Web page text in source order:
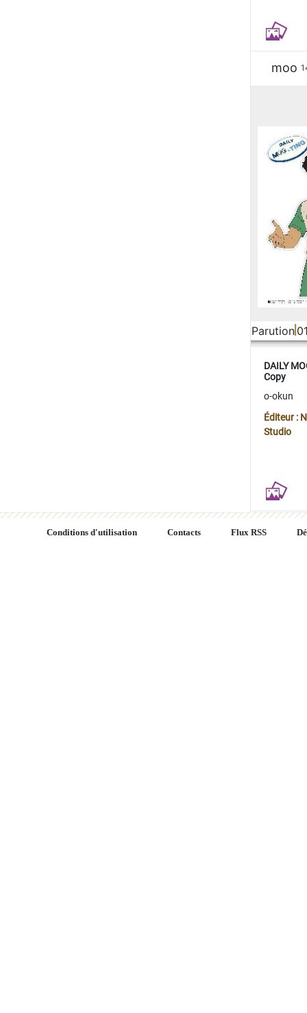
moo
Parution
DAILY
Copy
o-okun
Éditeur :
Studio
Conditions d'utilisation Contacts Flux RSS